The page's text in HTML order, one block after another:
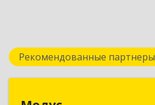
Рекомендованные партнеры